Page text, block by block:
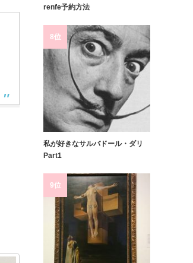
renfe予約方法
8位
私が好きなサルバドール・ダリ
Part1
9位